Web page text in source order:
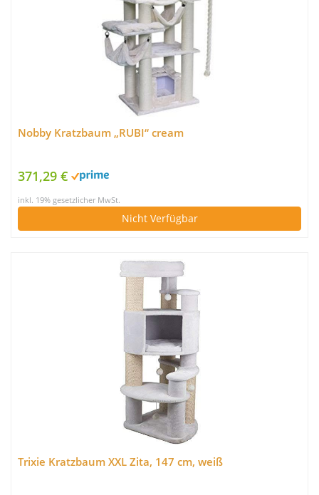
Nobby Kratzbaum „RUBI“ cream
371,29 €
inkl. 19% gesetzlicher MwSt.
Nicht Verfügbar
Trixie Kratzbaum XXL Zita, 147 cm, weiß